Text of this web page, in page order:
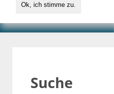
Suche
Ok, ich stimme zu.